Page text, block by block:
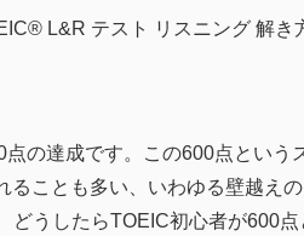
L&R テスト リスニング 解き
の達成です。この600点という
ことも多い、いわゆる壁越え
うしたらTOEIC初心者が600点